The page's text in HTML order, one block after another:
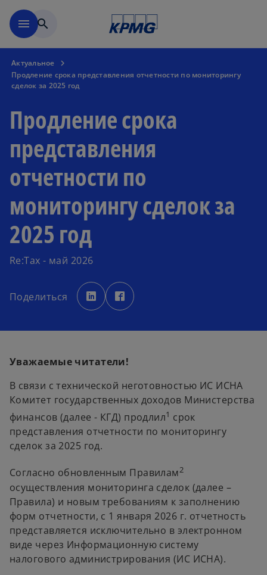
menu search
Актуальное
Продление срока представления отчетности по мониторингу
сделок за 2025 год
Продление срока
представления
отчетности по
мониторингу сделок за
2025 год
Re:Tax - май 2026
Поделиться
o
p
e
n
t
p
e
Уважаемые читатели!
В связи с технической неготовностью ИС ИСНА
Комитет государственных доходов Министерства
финансов (далее - КГД) продлил1 срок
представления отчетности по мониторингу
сделок за 2025 год.
Согласно обновленным Правилам2
осуществления мониторинга сделок (далее –
Правила) и новым требованиям к заполнению
форм отчетности, с 1 января 2026 г. отчетность
представляется исключительно в электронном
виде через Информационную систему
налогового администрирования (ИС ИСНА).